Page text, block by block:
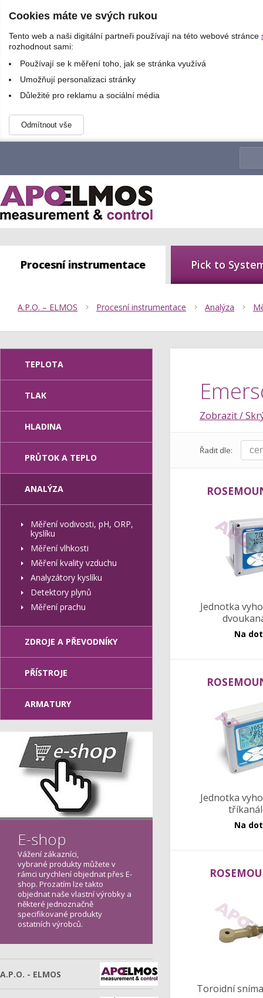
Cookies máte ve svých rukou
Tento web a naši digitální partneři používají na této webové stránce
rozhodnout sami:
Používají se k měření toho, jak se stránka využívá
Umožňují personalizaci stránky
Důležité pro reklamu a sociální média
Odmítnout vše
Procesní instrumentace Pick to
A.P.O. – ELMOS Procesní instrumentace Analýza
Zobrazit /
Řadit dle:
Jednotka
Na
Jednotka
Na
Toroidní
TEPLOTA
TLAK
HLADINA
PRŮTOK A TEPLO
ANALÝZA
Měření vodivosti, pH, ORP,
kyslíku
Měření vlhkosti
Měření kvality vzduchu
Analyzátory kyslíku
Detektory plynů
Měření prachu
ZDROJE A PŘEVODNÍKY
PŘÍSTROJE
ARMATURY
E-shop
Vážení zákazníci,
vybrané produkty můžete v
rámci urychlení objednat přes E-
shop. Prozatím lze takto
objednat naše vlastní výrobky a
některé jednoznačně
specifikované produkty
ostatních výrobců.
A.P.O. - ELMOS